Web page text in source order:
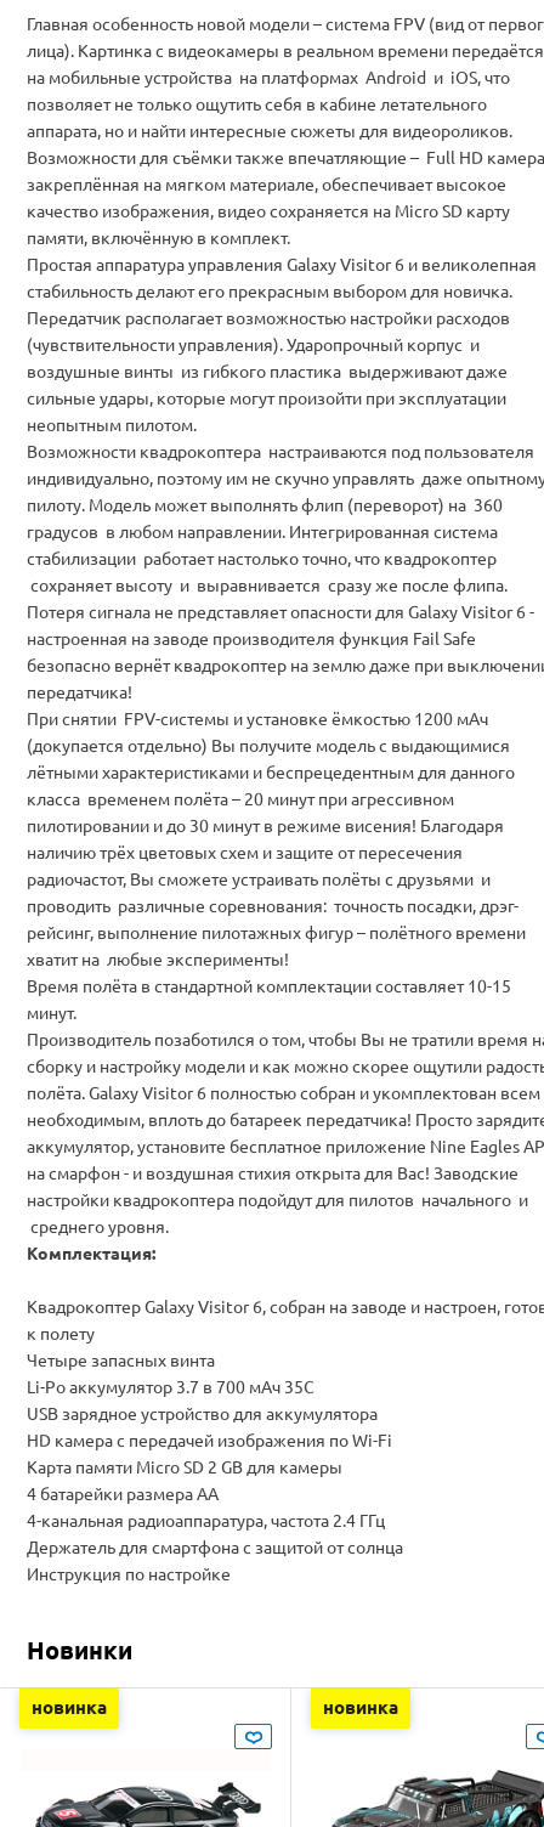
Главная особенность новой модели – система FPV (вид от
лица). Картинка с видеокамеры в реальном времени передаётся
на мобильные устройства на платформах Android и iOS, что
позволяет не только ощутить себя в кабине летательного
аппарата, но и найти интересные сюжеты для видеороликов.
Возможности для съёмки также впечатляющие – Full HD
закреплённая на мягком материале, обеспечивает высокое
качество изображения, видео сохраняется на Micro SD карту
памяти, включённую в комплект.
Простая аппаратура управления Galaxy Visitor 6 и великолепная
стабильность делают его прекрасным выбором для новичка.
Передатчик располагает возможностью настройки расходов
(чувствительности управления). Ударопрочный корпус и
воздушные винты из гибкого пластика выдерживают даже
сильные удары, которые могут произойти при эксплуатации
неопытным пилотом.
Возможности квадрокоптера настраиваются под пользователя
индивидуально, поэтому им не скучно управлять даже
пилоту. Модель может выполнять флип (переворот) на 360
градусов в любом направлении. Интегрированная система
стабилизации работает настолько точно, что квадрокоптер
сохраняет высоту и выравнивается сразу же после флипа.
Потеря сигнала не представляет опасности для Galaxy Visitor 6 -
настроенная на заводе производителя функция Fail Safe
безопасно вернёт квадрокоптер на землю даже при
передатчика!
При снятии FPV-системы и установке ёмкостью 1200 мАч
(докупается отдельно) Вы получите модель с выдающимися
лётными характеристиками и беспрецедентным для данного
класса временем полёта – 20 минут при агрессивном
пилотировании и до 30 минут в режиме висения! Благодаря
наличию трёх цветовых схем и защите от пересечения
радиочастот, Вы сможете устраивать полёты с друзьями и
проводить различные соревнования: точность посадки, дрэг-
рейсинг, выполнение пилотажных фигур – полётного времени
хватит на любые эксперименты!
Время полёта в стандартной комплектации составляет 10-15
минут.
Производитель позаботился о том, чтобы Вы не тратили время
сборку и настройку модели и как можно скорее ощутили
полёта. Galaxy Visitor 6 полностью собран и укомплектован всем
необходимым, вплоть до батареек передатчика! Просто
аккумулятор, установите бесплатное приложение Nine Eagles
на смарфон - и воздушная стихия открыта для Вас! Заводские
настройки квадрокоптера подойдут для пилотов начального и
среднего уровня.
Комплектация:
Квадрокоптер Galaxy Visitor 6, собран на заводе и настроен,
к полету
Четыре запасных винта
Li-Po аккумулятор 3.7 в 700 мАч 35С
USB зарядное устройство для аккумулятора
HD камера с передачей изображения по Wi-Fi
Карта памяти Micro SD 2 GB для камеры
4 батарейки размера АА
4-канальная радиоаппаратура, частота 2.4 ГГц
Держатель для смартфона с защитой от солнца
Инструкция по настройке
Новинки
новинка новинка